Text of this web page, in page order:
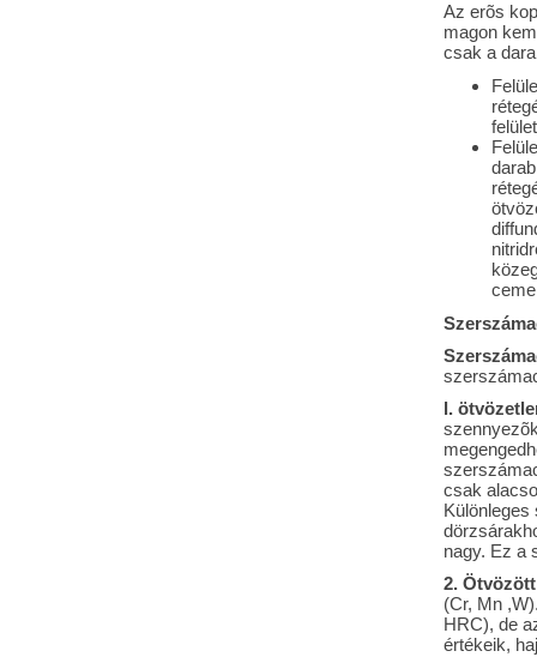
Az erõs
magon
csak a
l.
csak
nagy. Ez a
2.
(Cr, Mn
HRC), de
értékeik,